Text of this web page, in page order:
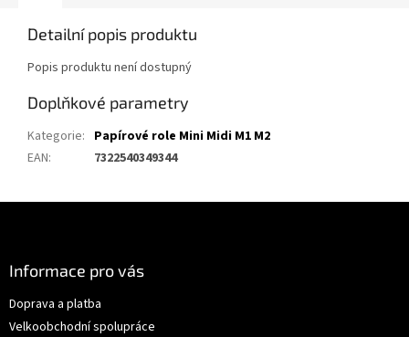
Detailní popis produktu
Popis produktu není dostupný
Doplňkové parametry
Kategorie: Papírové role Mini Midi M1 M2
EAN: 7322540349344
Informace pro vás
Doprava a platba
Velkoobchodní spolupráce